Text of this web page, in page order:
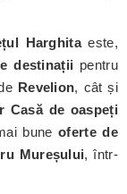
Harghitaeste,
destinații pentru
Revelion, cât și
Casă de oaspeți
buneoferte de
Mureșului, într-